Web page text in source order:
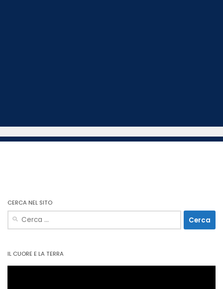
CERCA NEL SITO
Ricerca
per:
IL CUORE E LA TERRA